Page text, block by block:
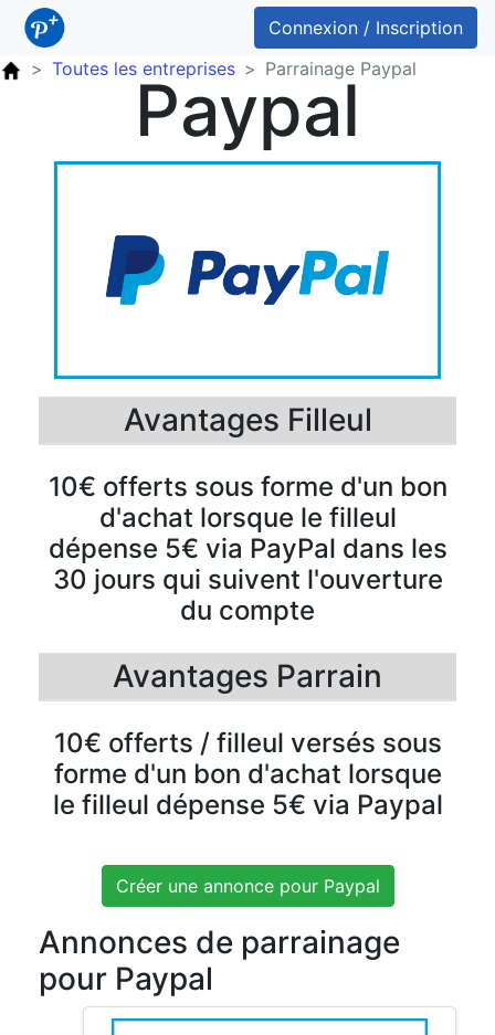
Connexion / Inscription
Toutes les entreprises
Parrainage Paypal
Paypal
Avantages Filleul
10€ offerts sous forme d'un bon
d'achat lorsque le filleul
dépense 5€ via PayPal dans les
30 jours qui suivent l'ouverture
du compte
Avantages Parrain
10€ offerts / filleul versés sous
forme d'un bon d'achat lorsque
le filleul dépense 5€ via Paypal
Créer une annonce pour Paypal
Annonces de parrainage
pour Paypal